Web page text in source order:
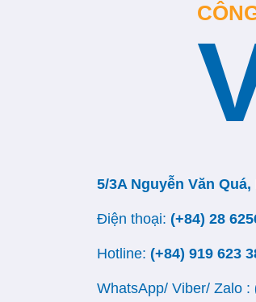
5/3A Nguyễn Văn
Điện thoại: (+84) 28
Hotline: (+84) 919 623
WhatsApp/ Viber/ Zalo :